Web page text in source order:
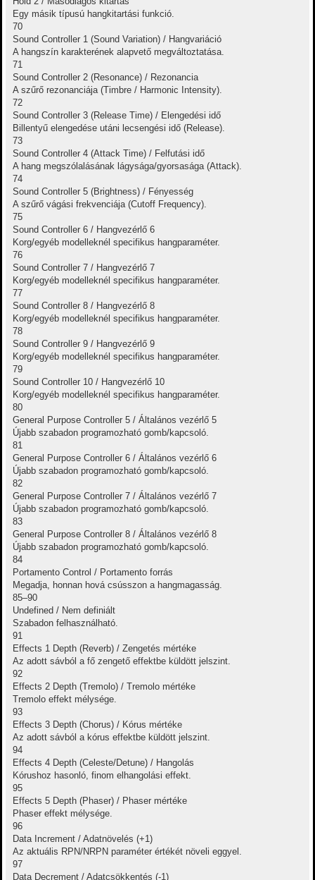
Egy másik típusú hangkitartási funkció.
70
Sound Controller 1 (Sound Variation) / Hangvariáció
A hangszín karakterének alapvető megváltoztatása.
71
Sound Controller 2 (Resonance) / Rezonancia
A szűrő rezonanciája (Timbre / Harmonic Intensity).
72
Sound Controller 3 (Release Time) / Elengedési idő
Billentyű elengedése utáni lecsengési idő (Release).
73
Sound Controller 4 (Attack Time) / Felfutási idő
A hang megszólalásának lágysága/gyorsasága (Attack).
74
Sound Controller 5 (Brightness) / Fényesség
A szűrő vágási frekvenciája (Cutoff Frequency).
75
Sound Controller 6 / Hangvezérlő 6
Korg/egyéb modelleknél specifikus hangparaméter.
76
Sound Controller 7 / Hangvezérlő 7
Korg/egyéb modelleknél specifikus hangparaméter.
77
Sound Controller 8 / Hangvezérlő 8
Korg/egyéb modelleknél specifikus hangparaméter.
78
Sound Controller 9 / Hangvezérlő 9
Korg/egyéb modelleknél specifikus hangparaméter.
79
Sound Controller 10 / Hangvezérlő 10
Korg/egyéb modelleknél specifikus hangparaméter.
80
General Purpose Controller 5 / Általános vezérlő 5
Újabb szabadon programozható gomb/kapcsoló.
81
General Purpose Controller 6 / Általános vezérlő 6
Újabb szabadon programozható gomb/kapcsoló.
82
General Purpose Controller 7 / Általános vezérlő 7
Újabb szabadon programozható gomb/kapcsoló.
83
General Purpose Controller 8 / Általános vezérlő 8
Újabb szabadon programozható gomb/kapcsoló.
84
Portamento Control / Portamento forrás
Megadja, honnan hová csússzon a hangmagasság.
85–90
Undefined / Nem definiált
Szabadon felhasználható.
91
Effects 1 Depth (Reverb) / Zengetés mértéke
Az adott sávból a fő zengető effektbe küldött jelszint.
92
Effects 2 Depth (Tremolo) / Tremolo mértéke
Tremolo effekt mélysége.
93
Effects 3 Depth (Chorus) / Kórus mértéke
Az adott sávból a kórus effektbe küldött jelszint.
94
Effects 4 Depth (Celeste/Detune) / Hangolás
Kórushoz hasonló, finom elhangolási effekt.
95
Effects 5 Depth (Phaser) / Phaser mértéke
Phaser effekt mélysége.
96
Data Increment / Adatnövelés (+1)
Az aktuális RPN/NRPN paraméter értékét növeli eggyel.
97
Data Decrement / Adatcsökkentés (-1)